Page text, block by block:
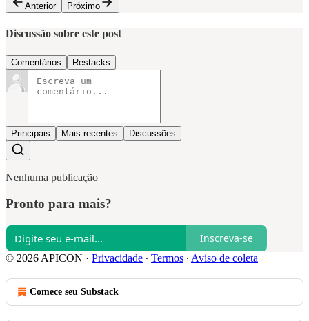
Anterior
Próximo
Discussão sobre este post
Comentários Restacks
Principais Mais recentes Discussões
Nenhuma publicação
Pronto para mais?
Inscreva-se
© 2026 APICON · Privacidade ∙ Termos ∙ Aviso de coleta
Comece seu Substack